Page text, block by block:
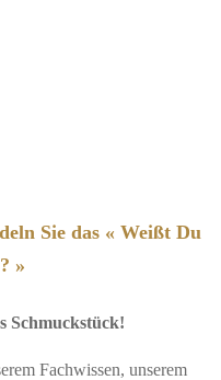
Sie das « Weißt Du
»
Schmuckstück!
Fachwissen, unserem